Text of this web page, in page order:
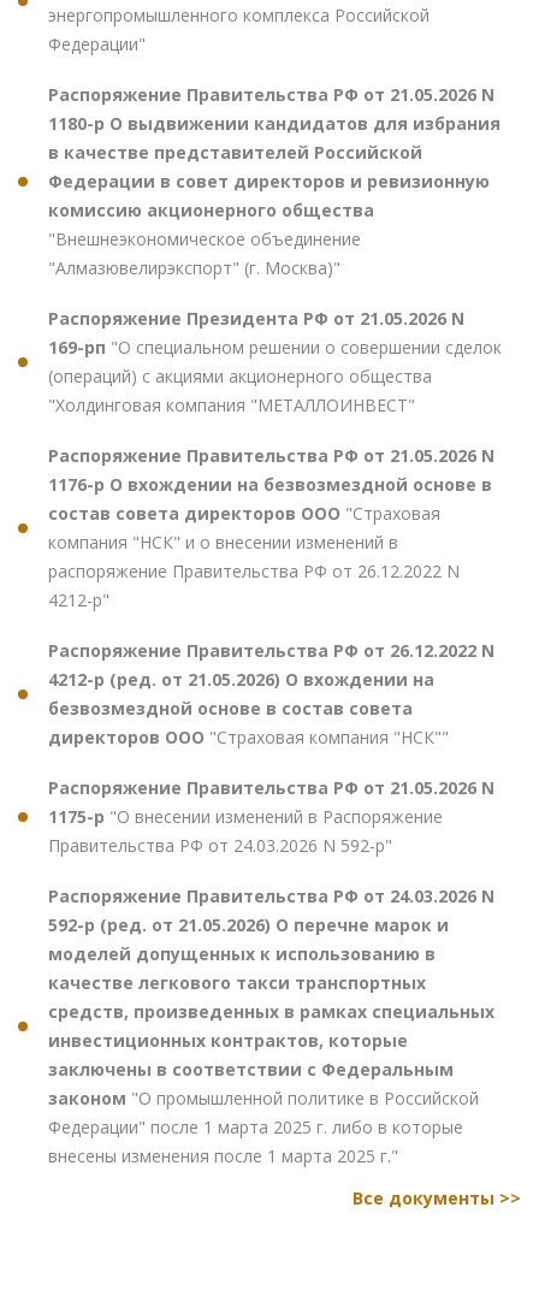
энергопромышленного комплекса Российской
Федерации"
Распоряжение Правительства РФ от 21.05.2026 N
1180-р О выдвижении кандидатов для избрания
в качестве представителей Российской
Федерации в совет директоров и ревизионную
комиссию акционерного общества
"Внешнеэкономическое объединение
"Алмазювелирэкспорт" (г. Москва)"
Распоряжение Президента РФ от 21.05.2026 N
169-рп "О специальном решении о совершении сделок
(операций) с акциями акционерного общества
"Холдинговая компания "МЕТАЛЛОИНВЕСТ"
Распоряжение Правительства РФ от 21.05.2026 N
1176-р О вхождении на безвозмездной основе в
состав совета директоров ООО "Страховая
компания "НСК" и о внесении изменений в
распоряжение Правительства РФ от 26.12.2022 N
4212-р"
Распоряжение Правительства РФ от 26.12.2022 N
4212-р (ред. от 21.05.2026) О вхождении на
безвозмездной основе в состав совета
директоров ООО "Страховая компания "НСК""
Распоряжение Правительства РФ от 21.05.2026 N
1175-р "О внесении изменений в Распоряжение
Правительства РФ от 24.03.2026 N 592-р"
Распоряжение Правительства РФ от 24.03.2026 N
592-р (ред. от 21.05.2026) О перечне марок и
моделей допущенных к использованию в
качестве легкового такси транспортных
средств, произведенных в рамках специальных
инвестиционных контрактов, которые
заключены в соответствии с Федеральным
законом "О промышленной политике в Российской
Федерации" после 1 марта 2025 г. либо в которые
внесены изменения после 1 марта 2025 г."
Все документы >>